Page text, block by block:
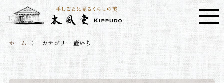
ホーム カテゴリー 壺いち